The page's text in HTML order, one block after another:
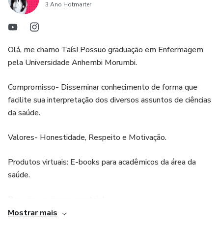
3 Ano Hotmarter
Olá, me chamo Taís! Possuo graduação em Enfermagem
pela Universidade Anhembi Morumbi.
Compromisso- Disseminar conhecimento de forma que
facilite sua interpretação dos diversos assuntos de ciências
da saúde.
Valores- Honestidade, Respeito e Motivação.
Produtos virtuais: E-books para acadêmicos da área da
saúde.
Mostrar mais